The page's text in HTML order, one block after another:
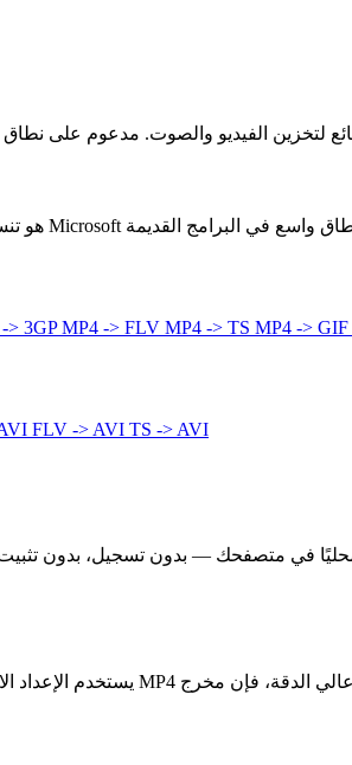
> 3GPMP4 -> FLV MP4 -> TS MP4 -> GIF
FLV -> AVI TS -> AVI